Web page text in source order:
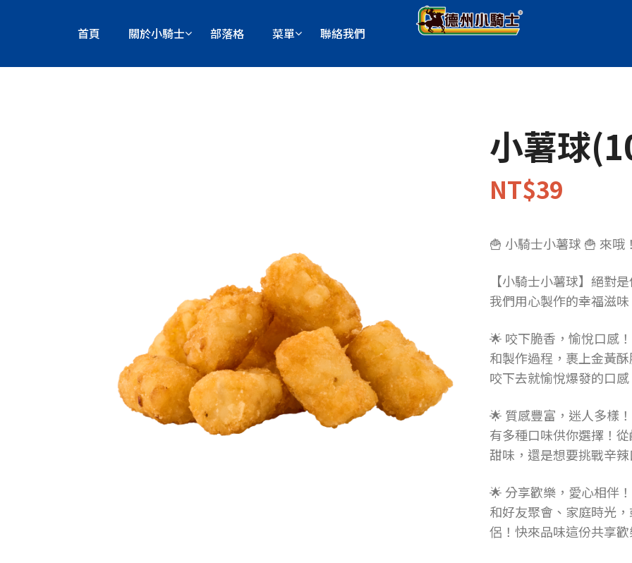
首頁 關於小騎士 部落格 菜單 聯絡我們
小薯球
NT$39
🍟 小騎士小薯球 🍟 來
【小騎士小薯球】絕對
我們用心製作的幸福滋
🌟 咬下脆香，愉悅口感
和製作過程，裹上金黃
咬下去就愉悅爆發的口
🌟 質感豐富，迷人多樣
有多種口味供你選擇！
甜味，還是想要挑戰辛
🌟 分享歡樂，愛心相伴
和好友聚會、家庭時光
侶！快來品味這份共享